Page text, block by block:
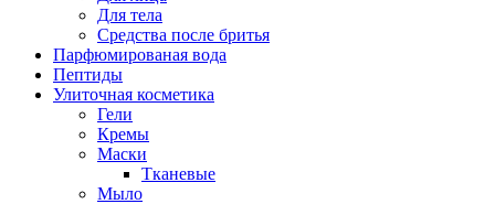
Для тела
Средства после бритья
Парфюмированая вода
Пептиды
Улиточная косметика
Гели
Кремы
Маски
Тканевые
Мыло